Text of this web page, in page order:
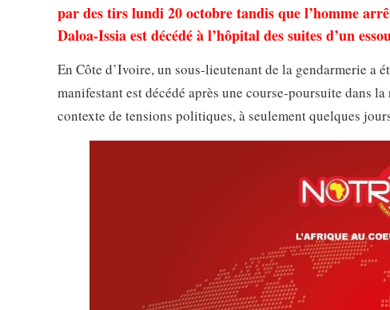
par des tirs lundi 20 octobre tandis que l’homme
Daloa-Issia est décédé à l’hôpital des suites d’un
En Côte d’Ivoire, un sous-lieutenant de la gendarmerie a
manifestant est décédé après une course-poursuite dans
contexte de tensions politiques, à seulement quelques